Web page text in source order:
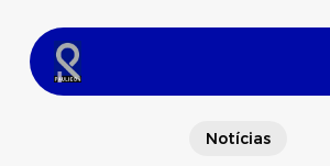
main
content
Notícias